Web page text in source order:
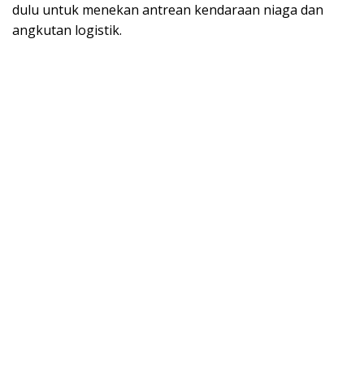
dulu untuk menekan antrean kendaraan niaga dan
angkutan logistik.